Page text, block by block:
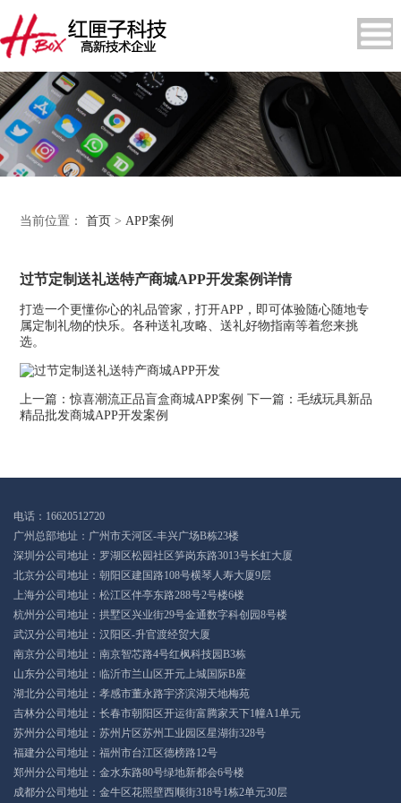
当前位置：首页 > APP案例
过节定制送礼送特产商城APP开发案例详情
打造一个更懂你心的礼品管家，打开APP，即可体验随心随地专
属定制礼物的快乐。各种送礼攻略、送礼好物指南等着您来挑
选。
上一篇：惊喜潮流正品盲盒商城APP案例 下一篇：毛绒玩具新品
精品批发商城APP开发案例
电话：16620512720
广州总部地址：广州市天河区-丰兴广场B栋23楼
深圳分公司地址：罗湖区松园社区笋岗东路3013号长虹大厦
北京分公司地址：朝阳区建国路108号横琴人寿大厦9层
上海分公司地址：松江区伴亭东路288号2号楼6楼
杭州分公司地址：拱墅区兴业街29号金通数字科创园8号楼
武汉分公司地址：汉阳区-升官渡经贸大厦
南京分公司地址：南京智芯路4号红枫科技园B3栋
山东分公司地址：临沂市兰山区开元上城国际B座
湖北分公司地址：孝感市董永路宇济滨湖天地梅苑
吉林分公司地址：长春市朝阳区开运街富腾家天下1幢A1单元
苏州分公司地址：苏州片区苏州工业园区星湖街328号
福建分公司地址：福州市台江区德榜路12号
郑州分公司地址：金水东路80号绿地新都会6号楼
成都分公司地址：金牛区花照壁西顺街318号1栋2单元30层